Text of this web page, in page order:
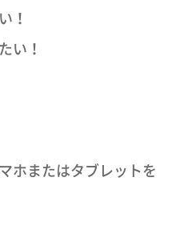
！
い！
ホまたはタブレットを